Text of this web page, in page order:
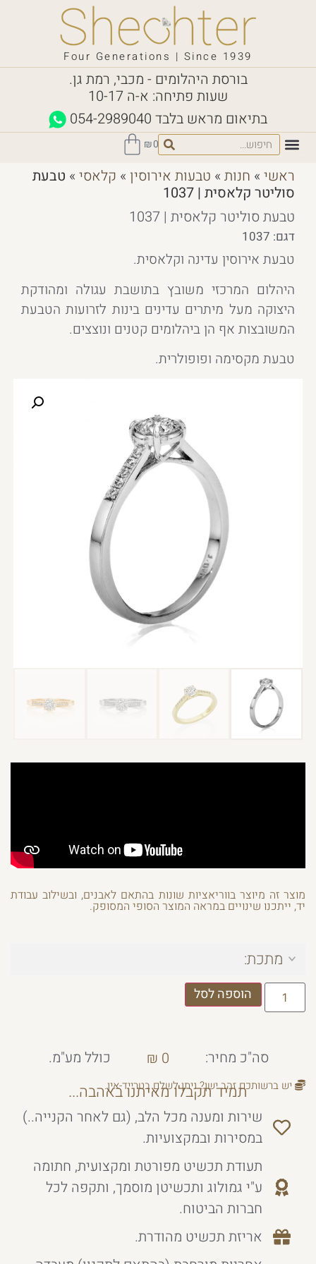
Four Generations | Since 1939
בורסת היהלומים - מכבי, רמת גן.
שעות פתיחה: א-ה 10-17
בתיאום מראש בלבד 054-2989040
₪0
טבעת סוליטר קלאסית | 1037
ראשי » חנות » טבעות אירוסין » קלאסי » טבעת
סוליטר קלאסית | 1037
דגם: 1037
טבעת אירוסין עדינה וקלאסית.
היהלום המרכזי משובץ בתושבת עגולה ומהודקת
היצוקה מעל מיתרים עדינים בינות לזרועות הטבעת
המשובצות אף הן ביהלומים קטנים ונוצצים.
טבעת מקסימה ופופולרית.
מוצר זה מיוצר בווריאציות שונות בהתאם לאבנים, ובשילוב עבודת
יד, ייתכנו שינויים במראה המוצר הסופי המסופק.
מתכת:
הוספה לסל
סה"כ מחיר: ₪ 0 כולל מע"מ.
יש ברשותכם זהב ישן? ניתן לשלם בטרייד-אין.
תמיד תקבלו מאיתנו באהבה...
שירות ומענה מכל הלב, (גם לאחר הקנייה..)
במסירות ובמקצועיות.
תעודת תכשיט מפורטת ומקצועית, חתומה
ע"י גמולוג ותכשיטן מוסמך, ותקפה לכל
חברות הביטוח.
אריזת תכשיט מהודרת.